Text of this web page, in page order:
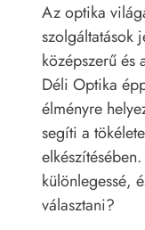
Az optika
szolgáltatások
középszerű és
Déli Optika
élményre
segíti a
különlegessé,
választani?